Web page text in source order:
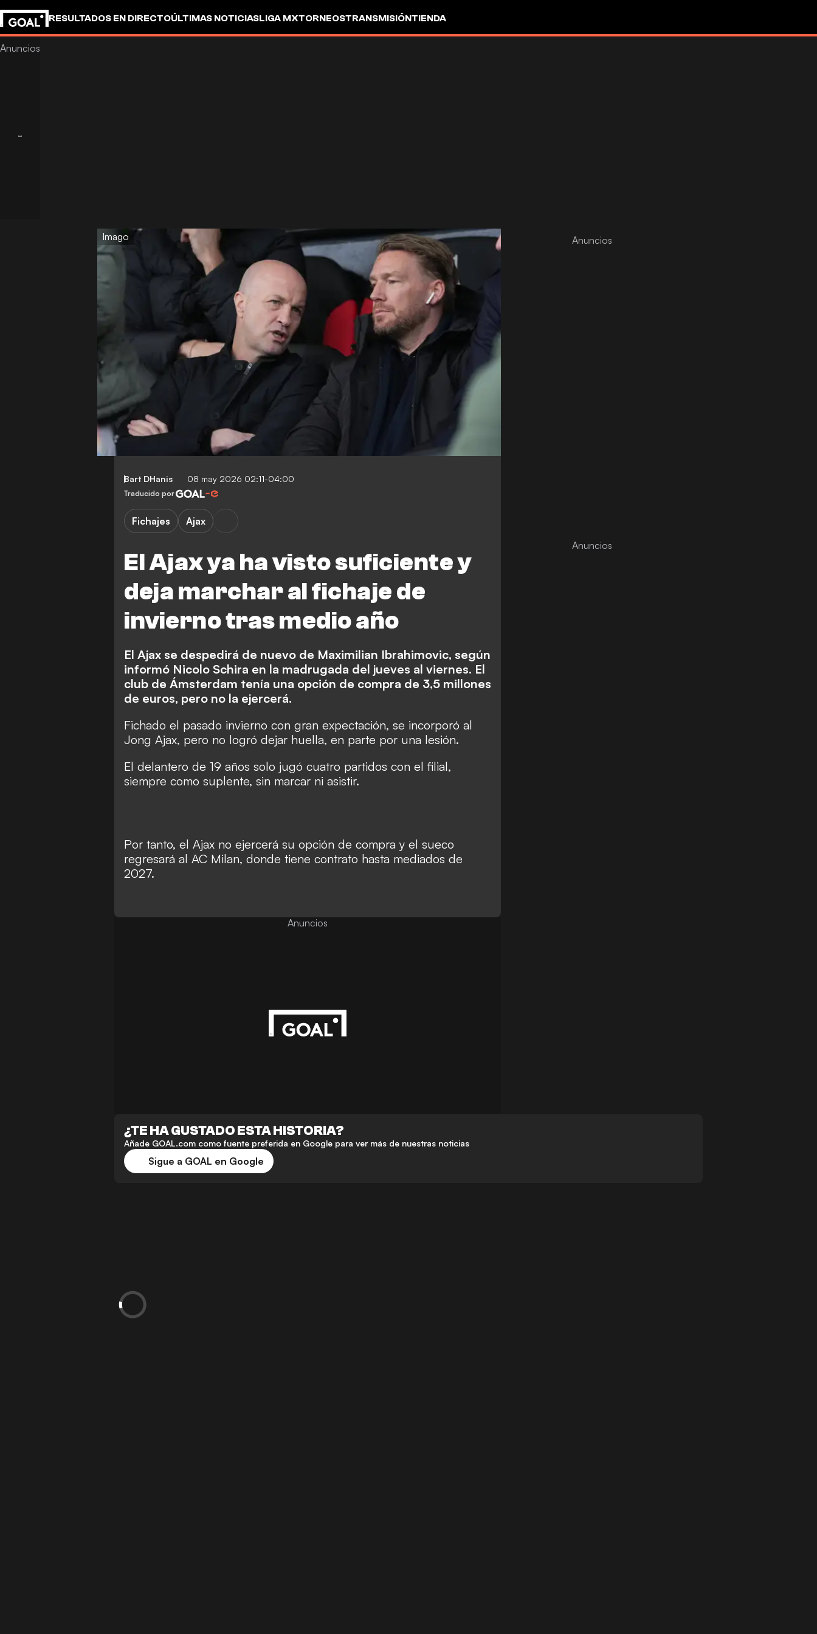
RESULTADOS EN DIRECTOÚLTIMAS NOTICIASLIGA MXTORNEOSTRANSMISIÓNTIENDA
Imago
Bart DHanis 08 may 2026 02:11-04:00
Traducido por
El Ajax ya ha visto suficiente y
deja marchar al fichaje de
invierno tras medio año
Fichajes Ajax
El Ajax se despedirá de nuevo de Maximilian Ibrahimovic, según
informó Nicolo Schira en la madrugada del jueves al viernes. El
club de Ámsterdam tenía una opción de compra de 3,5 millones
de euros, pero no la ejercerá.
Fichado el pasado invierno con gran expectación, se incorporó al
Jong Ajax, pero no logró dejar huella, en parte por una lesión.
El delantero de 19 años solo jugó cuatro partidos con el filial,
siempre como suplente, sin marcar ni asistir.
Por tanto, el Ajax no ejercerá su opción de compra y el sueco
regresará al AC Milan, donde tiene contrato hasta mediados de
2027.
Anuncios
¿TE HA GUSTADO ESTA HISTORIA?
Añade GOAL.com como fuente preferida en Google para ver más de nuestras noticias
Sigue a GOAL en Google